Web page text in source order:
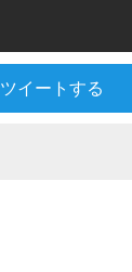
ツイートする